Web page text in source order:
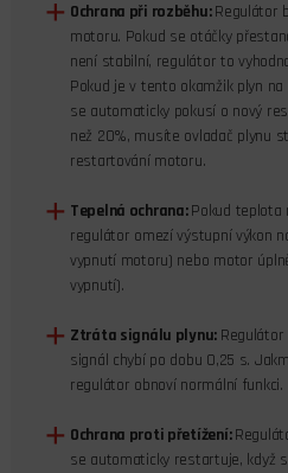
Ochrana při rozběhu:Regulátor
motoru. Pokud se otáčky
není stabilní, regulátor to
Pokud je v tento okamžik plyn
se automaticky pokusí o nový
než 20%, musíte ovladač plynu
restartování motoru.
Tepelná ochrana:Pokud teplota
regulátor omezí výstupní výkon
vypnutí motoru) nebo motor
vypnutí).
Ztráta signálu plynu:
signál chybí po dobu 0,25 s.
regulátor obnoví normální funkci.
Ochrana proti přetížení:
se automaticky restartuje, když